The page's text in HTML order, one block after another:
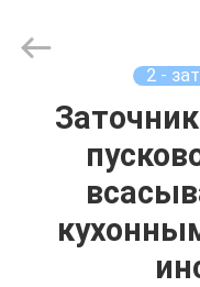
ДОМОЙ
ПРОДУКТЫ
Appliance
2 -